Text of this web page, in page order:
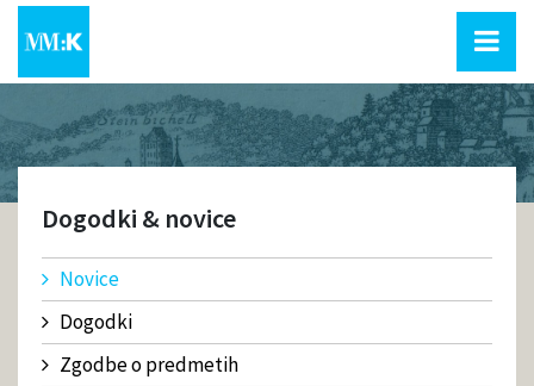
Dogodki & novice
Novice
Dogodki
Zgodbe o predmetih